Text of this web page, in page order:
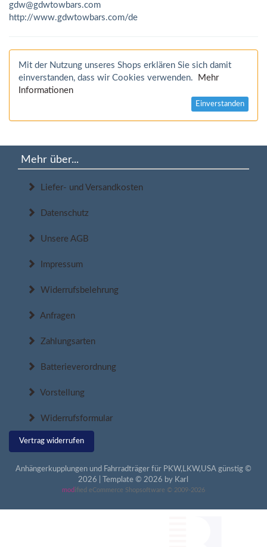
gdw@gdwtowbars.com
http://www.gdwtowbars.com/de
Mit der Nutzung unseres Shops erklären Sie sich damit
einverstanden, dass wir Cookies verwenden.
Mehr
Informationen
Einverstanden
Mehr über...
Liefer- und Versandkosten
Datenschutz
Unsere AGB
Impressum
Widerrufsbelehrung
Anfragen
Zahlungsarten
Batterieverordnung
Vorstellung
Widerrufsformular
Vertrag widerrufen
Anhängerkupplungen und Fahrradträger für PKW,LKW,USA günstig ©
2026 | Template © 2026 by Karl
modified eCommerce Shopsoftware © 2009-2026